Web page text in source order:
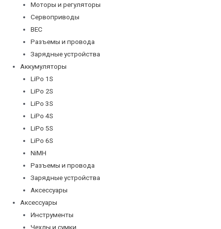
Моторы и регуляторы
Сервоприводы
BEC
Разъемы и провода
Зарядные устройства
Аккумуляторы
LiPo 1S
LiPo 2S
LiPo 3S
LiPo 4S
LiPo 5S
LiPo 6S
NiMH
Разъемы и провода
Зарядные устройства
Аксессуары
Аксессуары
Инструменты
Чехлы и сумки